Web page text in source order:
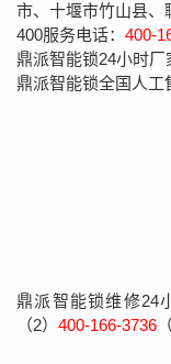
市、十堰市竹山县、
400服务电话： 400-
鼎派智能锁24小时
鼎派智能锁全国人工
鼎派智能锁维修24
（2） 400-166-3736